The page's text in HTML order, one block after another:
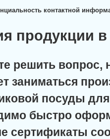
контактной
продукции в
решить
заниматься
посуды
быстро
сертификаты